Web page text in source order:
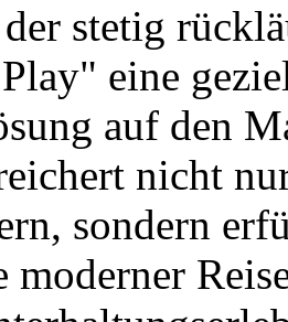
stetig
eine
auf den
nicht
sondern
moderner